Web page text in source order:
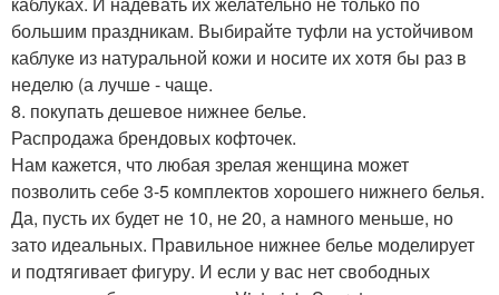
большим праздникам. Выбирайте туфли на устойчивом
каблуке из натуральной кожи и носите их хотя бы раз в
неделю (а лучше - чаще.
8. покупать дешевое нижнее белье.
Распродажа брендовых кофточек.
Нам кажется, что любая зрелая женщина может
позволить себе 3-5 комплектов хорошего нижнего белья.
Да, пусть их будет не 10, не 20, а намного меньше, но
зато идеальных. Правильное нижнее белье моделирует
и подтягивает фигуру. И если у вас нет свободных